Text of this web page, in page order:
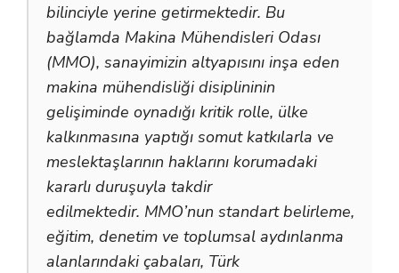
bilinciyle yerine getirmektedir. Bu
bağlamda Makina Mühendisleri Odası
(MMO), sanayimizin altyapısını inşa eden
makina mühendisliği disiplininin
gelişiminde oynadığı kritik rolle, ülke
kalkınmasına yaptığı somut katkılarla ve
meslektaşlarının haklarını korumadaki
kararlı duruşuyla takdir
edilmektedir. MMO’nun standart belirleme,
eğitim, denetim ve toplumsal aydınlanma
alanlarındaki çabaları, Türk